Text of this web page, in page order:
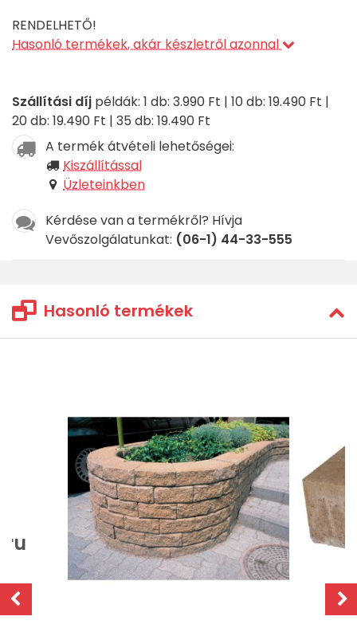
RENDELHETŐ!
Hasonló termékek, akár készletről azonnal
Szállítási díj példák: 1 db: 3.990 Ft | 10 db: 19.490 Ft |
20 db: 19.490 Ft | 35 db: 19.490 Ft
A termék átvételi lehetőségei:
Kiszállítással
Üzleteinkben
Kérdése van a termékről? Hívja
Vevőszolgálatunkat: (06-1) 44-33-555
Hasonló termékek